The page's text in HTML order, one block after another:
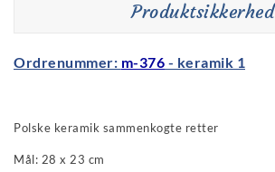
Produktsikkerhed
Ordrenummer: m-376 - keramik 1
Polske keramik sammenkogte retter
Mål: 28 x 23 cm